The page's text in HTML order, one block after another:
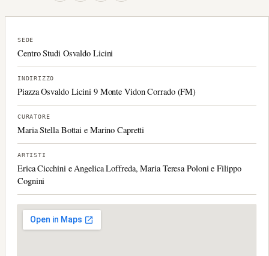
SEDE
Centro Studi Osvaldo Licini
INDIRIZZO
Piazza Osvaldo Licini 9 Monte Vidon Corrado (FM)
CURATORE
Maria Stella Bottai e Marino Capretti
ARTISTI
Erica Cicchini e Angelica Loffreda, Maria Teresa Poloni e Filippo
Cognini